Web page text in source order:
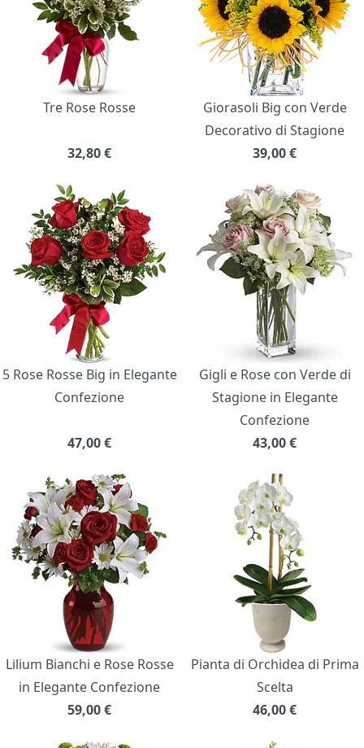
Tre Rose Rosse
32,80€
Giorasoli Big con Verde
Decorativo di Stagione
39,00€
5 Rose Rosse Big in Elegante
Confezione
47,00€
Gigli e Rose con Verde di
Stagione in Elegante
Confezione
43,00€
Lilium Bianchi e Rose Rosse
in Elegante Confezione
59,00€
Pianta di Orchidea di Prima
Scelta
46,00€